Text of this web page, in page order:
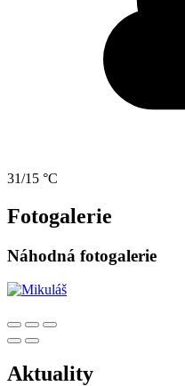
31/15 °C
Fotogalerie
Náhodná fotogalerie
Aktuality